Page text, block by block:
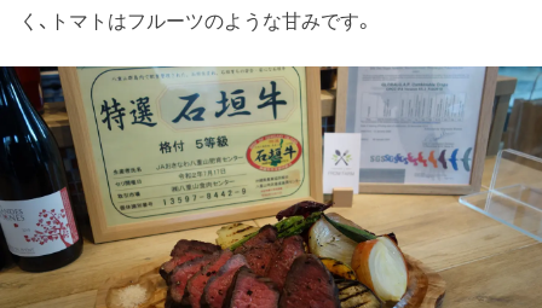
く、トマトはフルーツのような甘みです。